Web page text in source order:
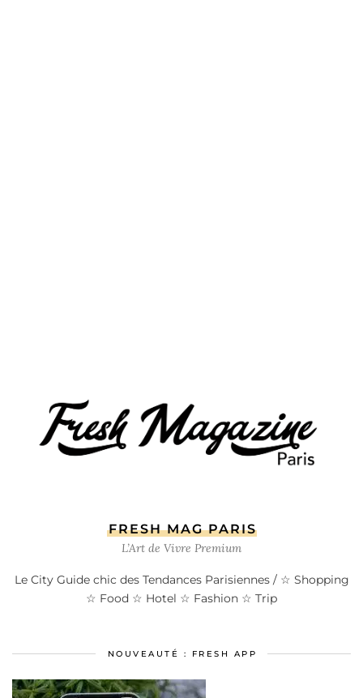
FRESH MAG PARIS
L’Art de Vivre Premium
Le City Guide chic des Tendances Parisiennes / ☆ Shopping
☆ Food ☆ Hotel ☆ Fashion ☆ Trip
NOUVEAUTÉ : FRESH APP